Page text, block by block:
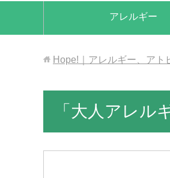
アレルギー
Hope!｜アレルギー、アト
「大人アレル